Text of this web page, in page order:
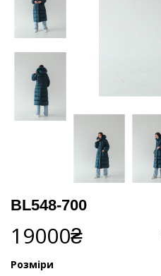
BL548-700
19000₴
Розміри